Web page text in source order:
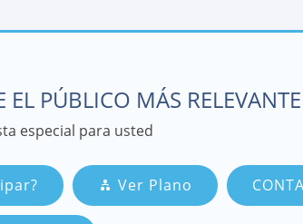
EL PÚBLICO MÁS
especial para usted
Ver Plano